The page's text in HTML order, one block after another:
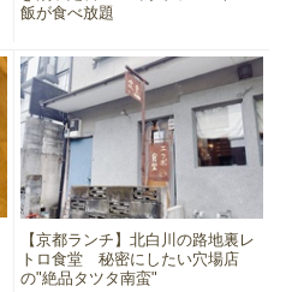
飯が食べ放題
【京都ランチ】北白川の路地裏レ
トロ食堂 秘密にしたい穴場店
の"絶品タツタ南蛮"